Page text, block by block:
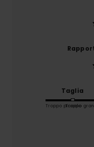
Taglia
Troppo piccolo
Troppo